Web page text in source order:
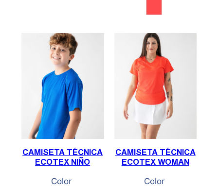
Rojo Coral
CAMISETA TÉCNICA
ECOTEX NIÑO
Color
CAMISETA TÉCNICA
ECOTEX WOMAN
Color